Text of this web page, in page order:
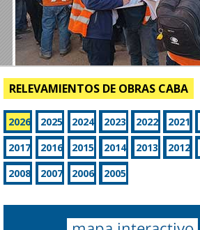
RELEVAMIENTOS DE OBRAS CABA
2026 2025 2024 2023 2022 2021
2017
2016 2015 2014 2013 2012
2008
2007 2006 2005